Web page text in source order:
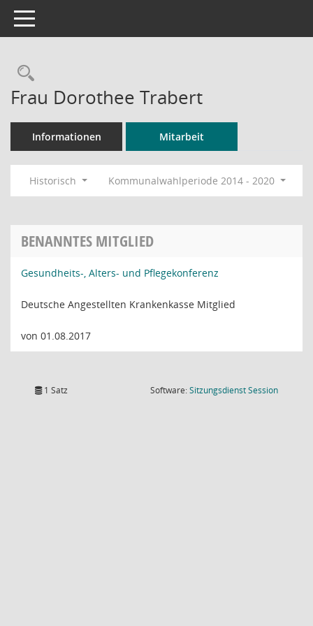
Toggle navigation
Rechercheauswahl
Frau Dorothee Trabert
Informationen Mitarbeit
Historisch Kommunalwahlperiode 2014 - 2020
BENANNTES MITGLIED
Gesundheits-, Alters- und Pflegekonferenz
Deutsche Angestellten Krankenkasse Mitglied
von 01.08.2017
1 Satz Software:SitzungsdienstSession(Wird in